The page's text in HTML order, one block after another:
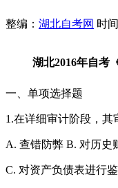
整编： 湖北自考网 时
湖北2016年自考
一、单项选择题
1.在详细审计阶段，其
A. 查错防弊 B. 对历史
C. 对资产负债表进行